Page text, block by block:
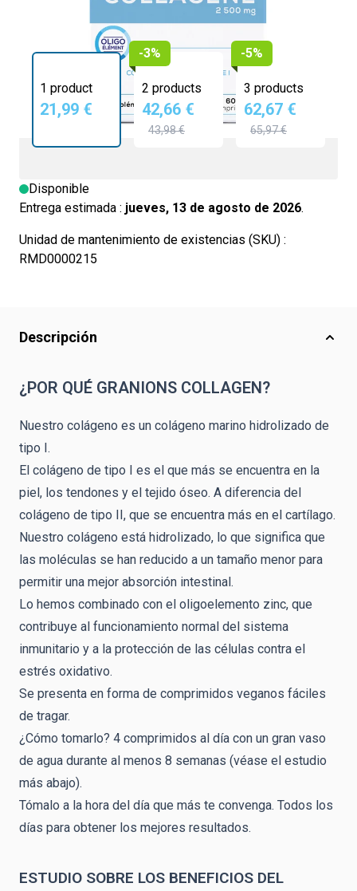
1 product
21,99 €
-3%
2 products
42,66 €
43,98 €
-5%
3 products
62,67 €
65,97 €
Disponible
Entrega estimada : jueves, 13 de agosto de 2026.
Unidad de mantenimiento de existencias (SKU) :
RMD0000215
Descripción
¿POR QUÉ GRANIONS COLLAGEN?
Nuestro colágeno es un colágeno marino hidrolizado de
tipo I.
El colágeno de tipo I es el que más se encuentra en la
piel, los tendones y el tejido óseo. A diferencia del
colágeno de tipo II, que se encuentra más en el cartílago.
Nuestro colágeno está hidrolizado, lo que significa que
las moléculas se han reducido a un tamaño menor para
permitir una mejor absorción intestinal.
Lo hemos combinado con el oligoelemento zinc, que
contribuye al funcionamiento normal del sistema
inmunitario y a la protección de las células contra el
estrés oxidativo.
Se presenta en forma de comprimidos veganos fáciles
de tragar.
¿Cómo tomarlo? 4 comprimidos al día con un gran vaso
de agua durante al menos 8 semanas (véase el estudio
más abajo).
Tómalo a la hora del día que más te convenga. Todos los
días para obtener los mejores resultados.
ESTUDIO SOBRE LOS BENEFICIOS DEL